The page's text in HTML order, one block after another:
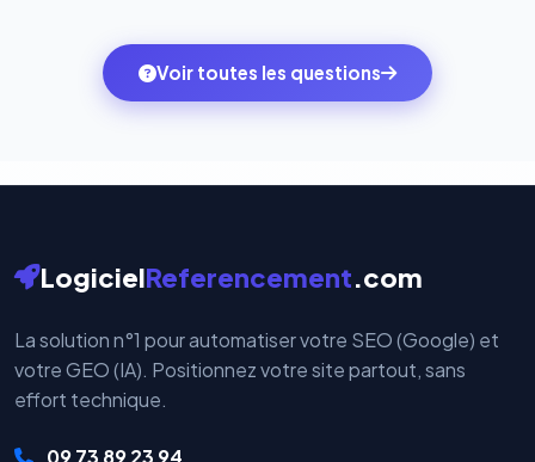
ambitions du moment — sans perdre vos données ni
votre historique.
monde. Vos données bancaires ne transitent jamais
par nos serveurs — elles sont gérées directement et
Voir toutes les questions
LogicielReferencement.com
La solution n°1 pour automatiser votre SEO (Google) et
votre GEO (IA). Positionnez votre site partout, sans
effort technique.